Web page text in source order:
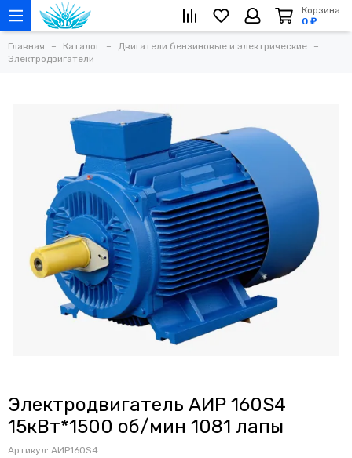
Корзина
0 ₽
Главная Каталог
Двигатели бензиновые и электрические
Электродвигатели
Электродвигатель АИР 160S4
15кВт*1500 об/мин 1081 лапы
Артикул: АИР160S4